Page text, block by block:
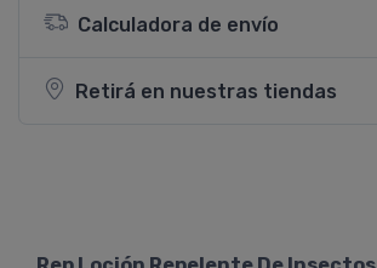
Calculadora de envío
Retirá en nuestras tiendas